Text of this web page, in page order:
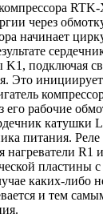
через
начинает
K1, подключая
Это
его рабочие
катушки
питания.
нагреватели R1
пластины
каких-либо
и тем